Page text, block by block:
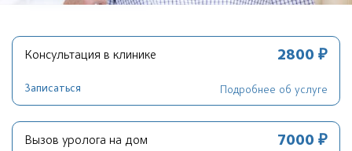
Консультация в клинике 2800 ₽
Записаться Подробнее об услуге
Вызов уролога на дом 7000 ₽